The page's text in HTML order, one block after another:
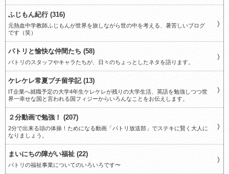
ふじもん紀行 (316)
元熱血中学教師ふじもんが世界を旅しながら世の中を考える、暑苦しいブログ
です（笑）
パトリと愉快な仲間たち (58)
パトリのスタッフやキャラたちが、日々のちょっとしたネタを語ります。
ケレケレ常夏プチ留学記 (13)
IT企業へ就職予定の大学4年生ケレケレが残りの大学生活、英語を勉強しつつ世
界一幸せな国と言われる国フィジーからいろんなことをお伝えします。
２分動画で勉強！ (207)
2分で出来る頭の体操！ためになる動画「パトリ放送部」でステキに賢く大人に
なりましょう。
まいにちの障がい福祉 (22)
パトリの福祉事業についてのいろいろです〜